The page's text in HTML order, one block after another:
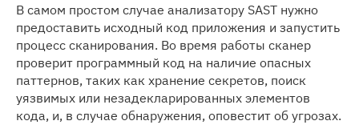
В самом простом случае анализатору SAST нужно
предоставить исходный код приложения и запустить
процесс сканирования. Во время работы сканер
проверит программный код на наличие опасных
паттернов, таких как хранение секретов, поиск
уязвимых или незадекларированных элементов
кода, и, в случае обнаружения, оповестит об угрозах.